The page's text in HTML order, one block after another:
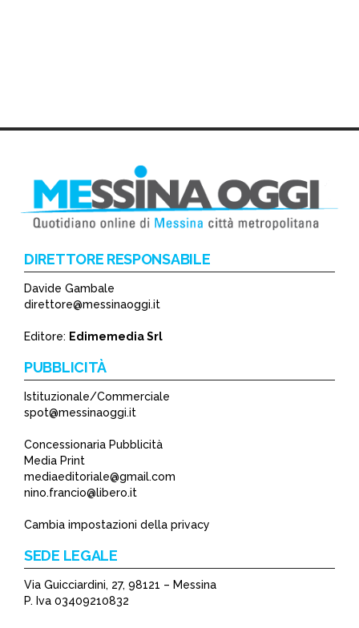
DIRETTORE RESPONSABILE
Davide Gambale
direttore@messinaoggi.it
Editore: Edimemedia Srl
PUBBLICITÀ
Istituzionale/Commerciale
spot@messinaoggi.it
Concessionaria Pubblicità
Media Print
mediaeditoriale@gmail.com
nino.francio@libero.it
Cambia impostazioni della privacy
SEDE LEGALE
Via Guicciardini, 27, 98121 – Messina
P. Iva 03409210832